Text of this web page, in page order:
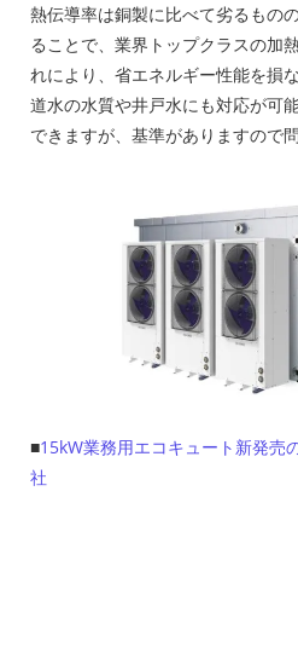
熱伝導率は銅製に比べて劣るもの
ることで、業界トップクラスの加
れにより、省エネルギー性能を損
道水の水質や井戸水にも対応が可
できますが、基準がありますので
■15kW業務用エコキュート新発売
社